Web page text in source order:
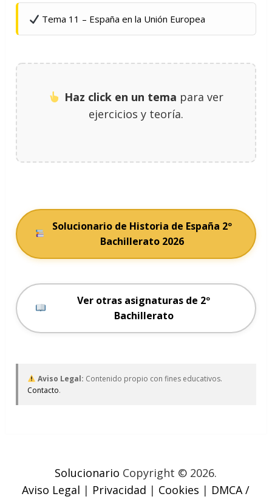
Tema 11 – España en la Unión Europea
Haz click en un tema para ver
ejercicios y teoría.
Solucionario de Historia de España 2º
Bachillerato 2026
Ver otras asignaturas de 2º
Bachillerato
Aviso Legal: Contenido propio con fines educativos.
Contacto.
Solucionario Copyright © 2026.
Aviso Legal | Privacidad | Cookies | DMCA /